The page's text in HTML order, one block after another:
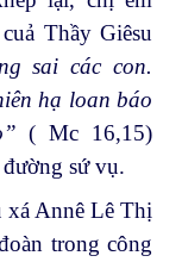
Thầy Giêsu
sai các con.
hạ loan báo
( Mc 16,15)
sứ vụ.
xá Annê Lê Thị
trong công